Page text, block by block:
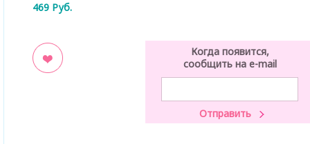
469 Руб.
Когда появится,
сообщить на e-mail